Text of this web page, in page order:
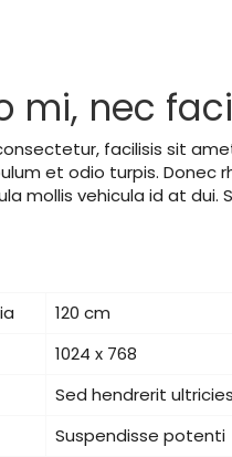
mi, nec
facilisis sit
et odio turpis. Donec
mollis vehicula id at
120 cm
1024 x 768
Sed hendrerit
Suspendisse potenti